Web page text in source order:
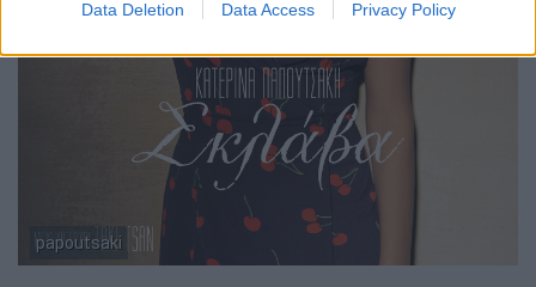
Data Deletion Data Access Privacy Policy
papoutsaki